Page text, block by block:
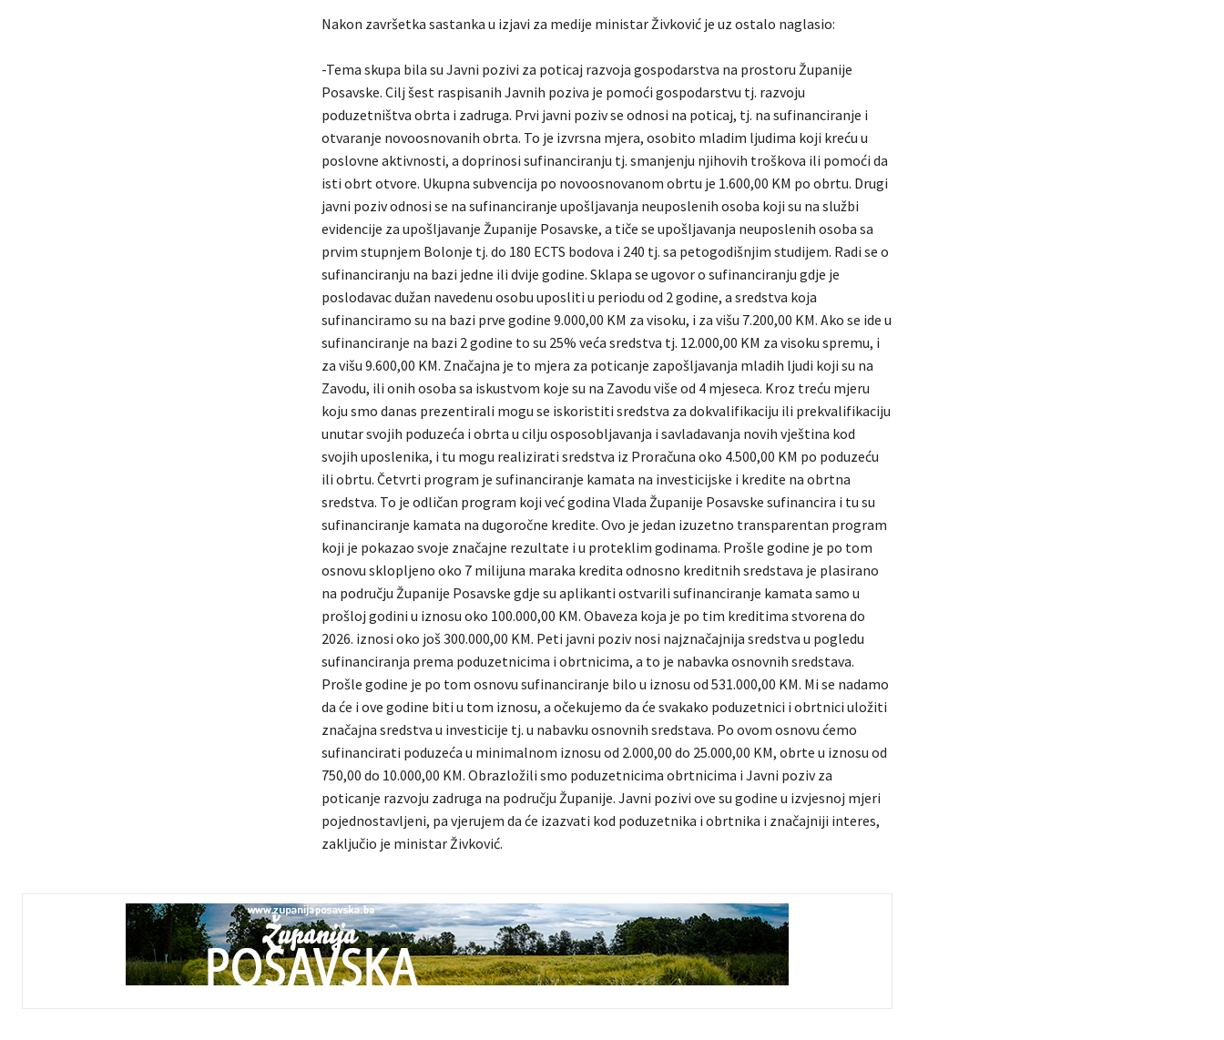
Nakon završetka sastanka u izjavi za medije ministar Živković je uz ostalo naglasio:
-Tema skupa bila su Javni pozivi za poticaj razvoja gospodarstva na prostoru Županije
Posavske. Cilj šest raspisanih Javnih poziva je pomoći gospodarstvu tj. razvoju
poduzetništva obrta i zadruga. Prvi javni poziv se odnosi na poticaj, tj. na sufinanciranje i
otvaranje novoosnovanih obrta. To je izvrsna mjera, osobito mladim ljudima koji kreću u
poslovne aktivnosti, a doprinosi sufinanciranju tj. smanjenju njihovih troškova ili pomoći da
isti obrt otvore. Ukupna subvencija po novoosnovanom obrtu je 1.600,00 KM po obrtu. Drugi
javni poziv odnosi se na sufinanciranje upošljavanja neuposlenih osoba koji su na službi
evidencije za upošljavanje Županije Posavske, a tiče se upošljavanja neuposlenih osoba sa
prvim stupnjem Bolonje tj. do 180 ECTS bodova i 240 tj. sa petogodišnjim studijem. Radi se o
sufinanciranju na bazi jedne ili dvije godine. Sklapa se ugovor o sufinanciranju gdje je
poslodavac dužan navedenu osobu uposliti u periodu od 2 godine, a sredstva koja
sufinanciramo su na bazi prve godine 9.000,00 KM za visoku, i za višu 7.200,00 KM. Ako se ide u
sufinanciranje na bazi 2 godine to su 25% veća sredstva tj. 12.000,00 KM za visoku spremu, i
za višu 9.600,00 KM. Značajna je to mjera za poticanje zapošljavanja mladih ljudi koji su na
Zavodu, ili onih osoba sa iskustvom koje su na Zavodu više od 4 mjeseca. Kroz treću mjeru
koju smo danas prezentirali mogu se iskoristiti sredstva za dokvalifikaciju ili prekvalifikaciju
unutar svojih poduzeća i obrta u cilju osposobljavanja i savladavanja novih vještina kod
svojih uposlenika, i tu mogu realizirati sredstva iz Proračuna oko 4.500,00 KM po poduzeću
ili obrtu. Četvrti program je sufinanciranje kamata na investicijske i kredite na obrtna
sredstva. To je odličan program koji već godina Vlada Županije Posavske sufinancira i tu su
sufinanciranje kamata na dugoročne kredite. Ovo je jedan izuzetno transparentan program
koji je pokazao svoje značajne rezultate i u proteklim godinama. Prošle godine je po tom
osnovu sklopljeno oko 7 milijuna maraka kredita odnosno kreditnih sredstava je plasirano
na području Županije Posavske gdje su aplikanti ostvarili sufinanciranje kamata samo u
prošloj godini u iznosu oko 100.000,00 KM. Obaveza koja je po tim kreditima stvorena do
2026. iznosi oko još 300.000,00 KM. Peti javni poziv nosi najznačajnija sredstva u pogledu
sufinanciranja prema poduzetnicima i obrtnicima, a to je nabavka osnovnih sredstava.
Prošle godine je po tom osnovu sufinanciranje bilo u iznosu od 531.000,00 KM. Mi se nadamo
da će i ove godine biti u tom iznosu, a očekujemo da će svakako poduzetnici i obrtnici uložiti
značajna sredstva u investicije tj. u nabavku osnovnih sredstava. Po ovom osnovu ćemo
sufinancirati poduzeća u minimalnom iznosu od 2.000,00 do 25.000,00 KM, obrte u iznosu od
750,00 do 10.000,00 KM. Obrazložili smo poduzetnicima obrtnicima i Javni poziv za
poticanje razvoju zadruga na području Županije. Javni pozivi ove su godine u izvjesnoj mjeri
pojednostavljeni, pa vjerujem da će izazvati kod poduzetnika i obrtnika i značajniji interes,
zaključio je ministar Živković.